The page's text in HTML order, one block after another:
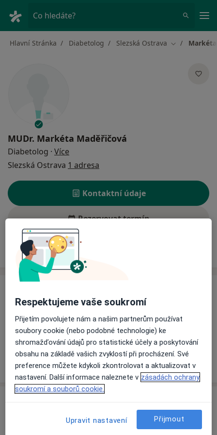
Co hledáte?
Hlavní Stránka Diabetolog Slezská Ostrava Změna města
MUDr. Markéta Maděřičová
Diabetolog · Více
Slezská Ostrava 1 adresa
Kontaktní údaje
Rezervovat termín
Zkušenosti
Telefon. kontakt:
Odborník na:
Diabetologie
Více
o zkušenostech
Informace o službách a cenách nejsou k dispozici
Respektujeme vaše soukromí
Přijetím povolujete nám a našim partnerům používat
soubory cookie (nebo podobné technologie) ke
shromažďování údajů pro statistické účely a poskytování
obsahu na základě vašich zvyklostí při procházení. Své
preference můžete kdykoli zkontrolovat a aktualizovat v
nastavení. Další informace naleznete v zásadách ochrany
soukromí a souborů cookie.
Upravit nastavení Přijmout